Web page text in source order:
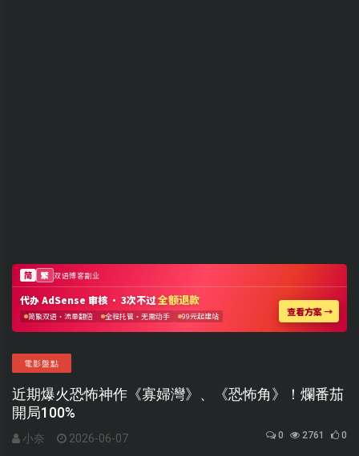
電影盤點
近期爆火恐怖神作《寡婦灣》、《恐怖角》！爛番茄
開局100%
小奈 2026-06-07 0 2761 0